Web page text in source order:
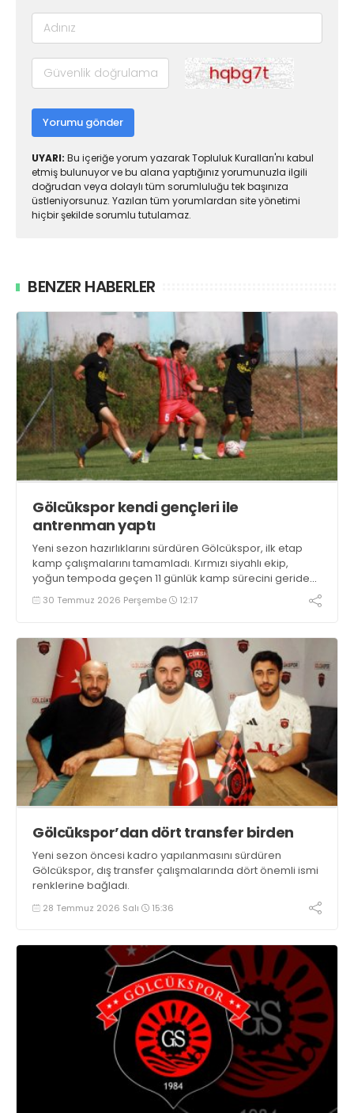
Yorumu gönder
UYARI: Bu içeriğe yorum yazarak Topluluk Kuralları'nı kabul
etmiş bulunuyor ve bu alana yaptığınız yorumunuzla ilgili
doğrudan veya dolaylı tüm sorumluluğu tek başınıza
üstleniyorsunuz. Yazılan tüm yorumlardan site yönetimi
hiçbir şekilde sorumlu tutulamaz.
BENZER HABERLER
Gölcükspor kendi gençleri ile
antrenman yaptı
Yeni sezon hazırlıklarını sürdüren Gölcükspor, ilk etap
kamp çalışmalarını tamamladı. Kırmızı siyahlı ekip,
yoğun tempoda geçen 11 günlük kamp sürecini geride
bıraktı.
30 Temmuz 2026 Perşembe 12:17
Gölcükspor’dan dört transfer birden
Yeni sezon öncesi kadro yapılanmasını sürdüren
Gölcükspor, dış transfer çalışmalarında dört önemli ismi
renklerine bağladı.
28 Temmuz 2026 Salı 15:36